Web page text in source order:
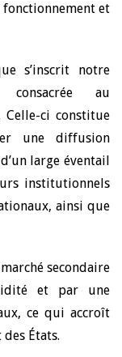
et
s’inscrit notre
consacrée au
ci constitue
une diffusion
large éventail
institutionnels
ainsi que
secondaire
et par une
ce qui accroît
États.